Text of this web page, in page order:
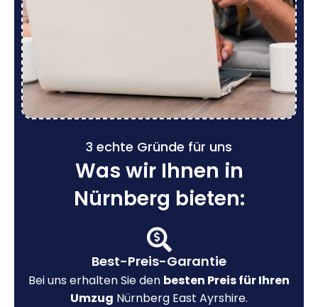
3 echte Gründe für uns
Was wir Ihnen in
Nürnberg bieten:
Best-Preis-Garantie
Bei uns erhalten Sie den besten Preis für Ihren
Umzug Nürnberg East Ayrshire.